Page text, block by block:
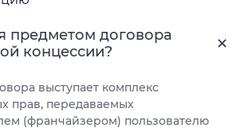
предметом договора
концессии?
выступает комплекс
прав, передаваемых
(франчайзером) пользователю